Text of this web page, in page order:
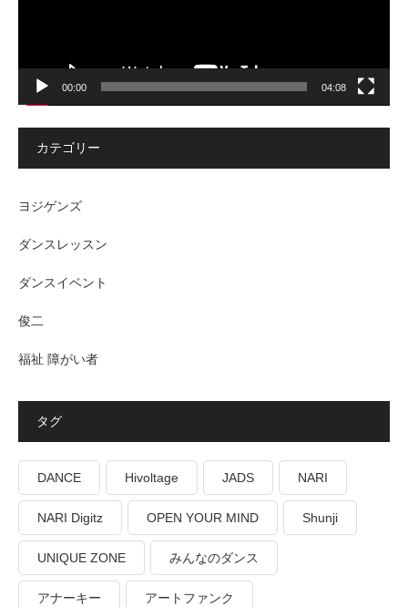
00:00 04:08
カテゴリー
ヨジゲンズ
ダンスレッスン
ダンスイベント
俊二
福祉 障がい者
タグ
DANCE Hivoltage JADS NARI
NARI Digitz OPEN YOUR MIND Shunji
UNIQUE ZONE みんなのダンス
アナーキー アートファンク